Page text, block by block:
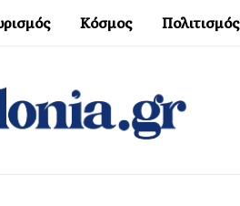
Κόσμος Πολιτισμός